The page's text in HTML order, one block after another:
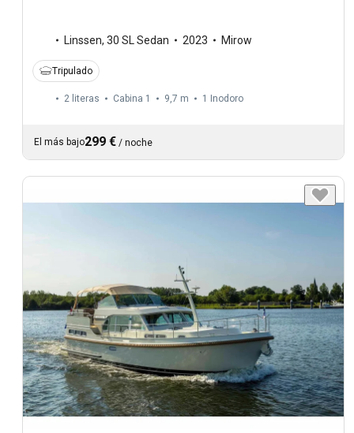
Linssen, 30 SL Sedan 2023 Mirow
Tripulado
2 literas Cabina 1 9,7 m 1 Inodoro
El más bajo299 € / noche